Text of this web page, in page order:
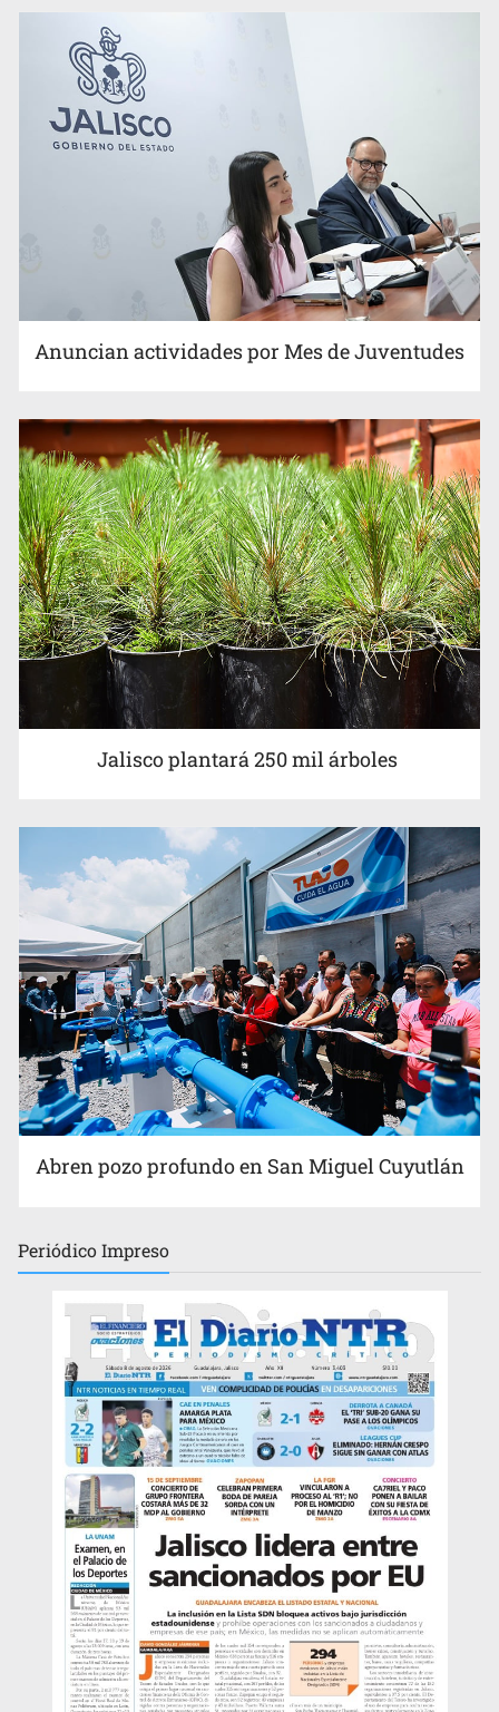
Anuncian actividades por Mes de Juventudes
Jalisco plantará 250 mil árboles
Abren pozo profundo en San Miguel Cuyutlán
PeriódicoImpreso